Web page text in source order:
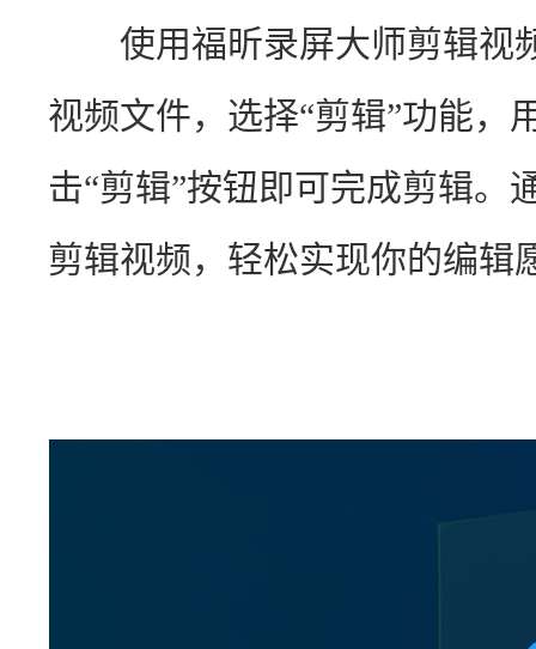
使用福昕录屏大师剪辑视
视频文件，选择“剪辑”功能，
击“剪辑”按钮即可完成剪辑。
剪辑视频，轻松实现你的编辑